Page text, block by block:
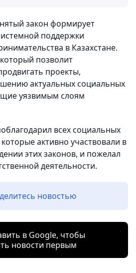
закон формирует
поддержки
в Казахстане.
позволит
проекты,
актуальных социальных
уязвимым слоям
всех социальных
активно участвовали в
этих законов, и пожелал
деятельности.
новостью
в Google, чтобы
новости первым